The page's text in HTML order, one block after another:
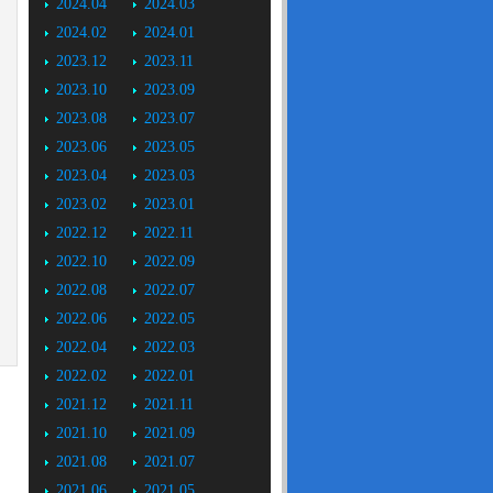
2024.04
2024.03
2024.02
2024.01
2023.12
2023.11
2023.10
2023.09
2023.08
2023.07
2023.06
2023.05
2023.04
2023.03
2023.02
2023.01
2022.12
2022.11
2022.10
2022.09
2022.08
2022.07
2022.06
2022.05
2022.04
2022.03
2022.02
2022.01
2021.12
2021.11
2021.10
2021.09
2021.08
2021.07